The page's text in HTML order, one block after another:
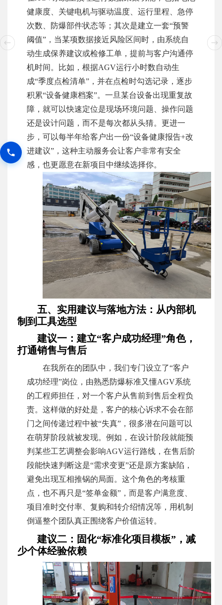
健康度、关键电机与驱动温度、运行里程、急停
次数、防爆部件状态等；其次是建立一套“预警
阈值”，当某项数据接近风险区间时，由系统自
动生成保养建议或检修工单，提前与客户沟通停
机时间。比如，根据AGV运行小时数自动生
成“季度点检清单”，并在点检时勾选记录，逐步
积累“设备健康档案”。一旦某台设备出现重复故
障，就可以快速定位是现场环境问题、操作问题
还是设计问题，而不是每次都从头猜。更进一
步，可以每半年给客户出一份“设备健康报告+改
进建议”，这种主动服务会让客户非常有安全
感，也更愿意在新项目中继续选择你。
五、实用建议与落地方法：从内部机
制到工具选型
建议一：建立“客户成功经理”角色，
打通销售与售后
在我所在的团队中，我们专门设立了“客户
成功经理”岗位，由熟悉防爆标准又懂AGV系统
的工程师担任，对一个客户从售前到售后全程负
责。这样做的好处是，客户的核心诉求不会在部
门之间传递过程中被“失真”，很多潜在问题可以
在萌芽阶段就被发现。例如，在设计阶段就能预
判某些工艺调整会影响AGV运行路线，在售后阶
段能快速判断这是“需求变更”还是原方案缺陷，
避免出现互相推锅的局面。这个角色的考核重
点，也不再只是“签单金额”，而是客户满意度、
项目准时交付率、复购和转介绍情况等，用机制
倒逼整个团队真正围绕客户价值运转。
建议二：固化“标准化项目模板”，减
少个体经验依赖